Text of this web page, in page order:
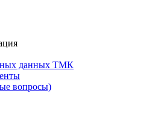
данных ТМК
вопросы)